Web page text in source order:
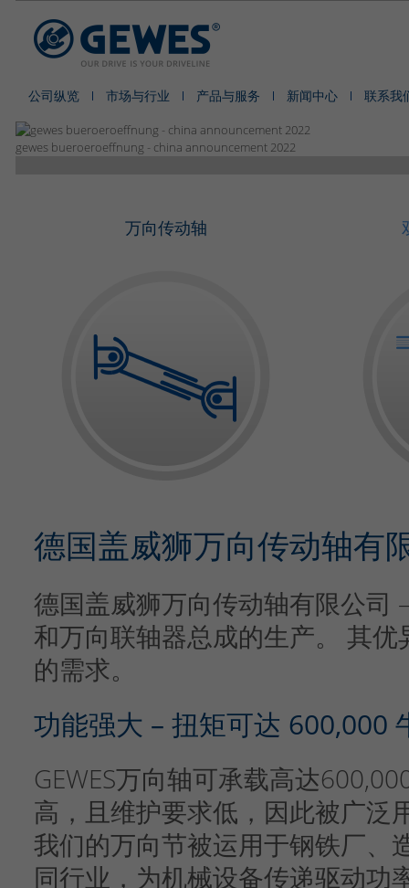
公司纵览 市场与行业 产品与服务 新闻中心 联系我
gewes bueroeroeffnung - china announcement 2022
万向传动轴
德国盖威狮万向传动轴有
德国盖威狮万向传动轴有限公司
和万向联轴器总成的生产。 其
的需求。
功能强大 – 扭矩可达 600,000
GEWES万向轴可承载高达
高，且维护要求低，因此被广泛
我们的万向节被运用于钢铁厂、
同行业，为机械设备传递驱动功